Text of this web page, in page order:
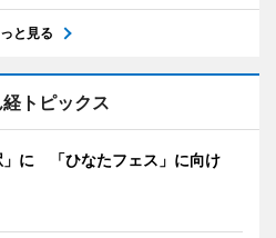
と見る
トピックス
」に 「ひなたフェス」に向け